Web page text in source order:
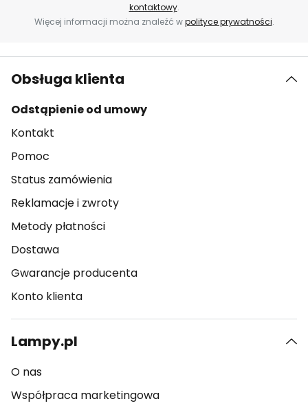
kontaktowy.
Więcej informacji można znaleźć wpolityce prywatności.
Obsługa klienta
Odstąpienie od umowy
Kontakt
Pomoc
Status zamówienia
Reklamacje i zwroty
Metody płatności
Dostawa
Gwarancje producenta
Konto klienta
Lampy.pl
O nas
Współpraca marketingowa